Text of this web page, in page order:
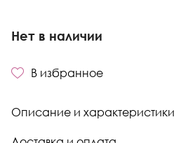
Нет в наличии
В избранное
Описание и характеристики